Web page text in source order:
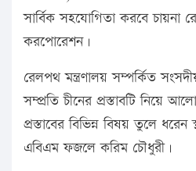
সার্বিক সহযোগিতা করবে চায়না
করপোরেশন।
রেলপথ মন্ত্রণালয় সম্পর্কিত
সম্প্রতি চীনের প্রস্তাবটি নিয়ে
প্রস্তাবের বিভিন্ন বিষয় তুলে ধরেন
এবিএম ফজলে করিম চৌধুরী।